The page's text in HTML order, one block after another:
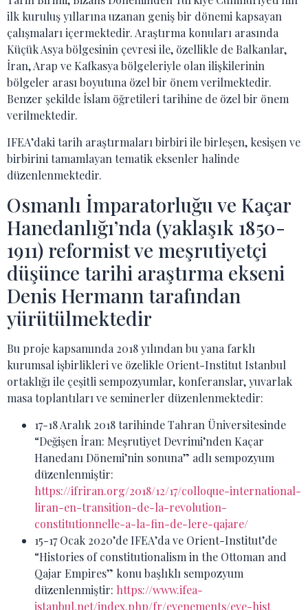
ilk kuruluş yıllarına uzanan geniş bir dönemi kapsayan
çalışmaları içermektedir. Araştırma konuları arasında
Küçük Asya bölgesinin çevresi ile, özellikle de Balkanlar,
İran, Arap ve Kafkasya bölgeleriyle olan ilişkilerinin
bölgeler arası boyutuna özel bir önem verilmektedir.
Benzer şekilde İslam öğretileri tarihine de özel bir önem
verilmektedir.
IFEA’daki tarih araştırmaları birbiri ile birleşen, kesişen ve
birbirini tamamlayan tematik eksenler halinde
düzenlenmektedir.
Osmanlı İmparatorluğu ve Kaçar
Hanedanlığı’nda (yaklaşık 1850-
1911) reformist ve meşrutiyetçi
düşünce tarihi araştırma ekseni
Denis Hermann tarafından
yürütülmektedir
Bu proje kapsamında 2018 yılından bu yana farklı
kurumsal işbirlikleri ve özelikle Orient-Institut Istanbul
ortaklığı ile çeşitli sempozyumlar, konferanslar, yuvarlak
masa toplantıları ve seminerler düzenlenmektedir:
17-18 Aralık 2018 tarihinde Tahran Üniversitesinde
“Değişen İran: Meşrutiyet Devrimi’nden Kaçar
Hanedanı Dönemi’nin sonuna” adlı sempozyum
düzenlenmiştir:
https://ifriran.org/2018/12/17/colloque-international-
liran-en-transition-de-la-revolution-
constitutionnelle-a-la-fin-de-lere-qajare/
15-17 Ocak 2020’de IFEA’da ve Orient-Institut’de
“Histories of constitutionalism in the Ottoman and
Qajar Empires” konu başlıklı sempozyum
düzenlenmiştir: https://www.ifea-
istanbul.net/index.php/fr/evenements/eve-hist